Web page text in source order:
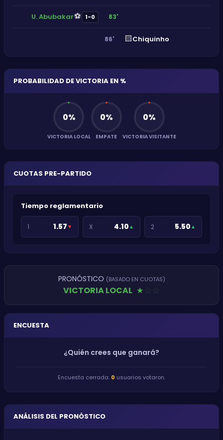
U. Abubakar⚽ 1-0 83'
86' 🟨Chiquinho
PROBABILIDAD DE VICTORIA EN %
0%
VICTORIA LOCAL
0%
EMPATE
0%
VICTORIA VISITANTE
CUOTAS PRE-PARTIDO
Tiempo reglamentario
1 1.57 ▼ X 4.10 ▲ 2 5.50 ▲
PRONÓSTICO (BASADO EN CUOTAS)
VICTORIA LOCAL ★ ★ ★
ENCUESTA
¿Quién crees que ganará?
Encuesta cerrada. 0 usuarios votaron.
ANÁLISIS DEL PRONÓSTICO